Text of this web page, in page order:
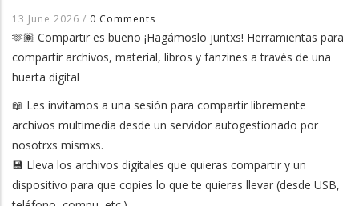
13 June 2026 / 0 Comments
🫶🏽 Compartir es bueno ¡Hagámoslo juntxs! Herramientas para
compartir archivos, material, libros y fanzines a través de una
huerta digital
📖 Les invitamos a una sesión para compartir libremente
archivos multimedia desde un servidor autogestionado por
nosotrxs mismxs.
💾 Lleva los archivos digitales que quieras compartir y un
dispositivo para que copies lo que te quieras llevar (desde USB,